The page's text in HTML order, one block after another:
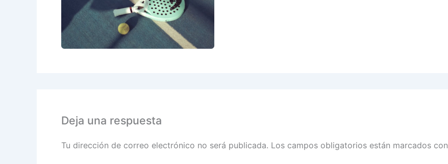
Deja una respuesta
Tu dirección de correo electrónico no será publicada. Los campos obligatorios están marcados con